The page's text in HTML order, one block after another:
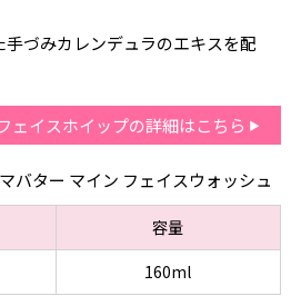
づみカレンデュラのエキスを配
ェイスホイップの詳細はこちら
バター マイン フェイスウォッシュ
容量
160ml